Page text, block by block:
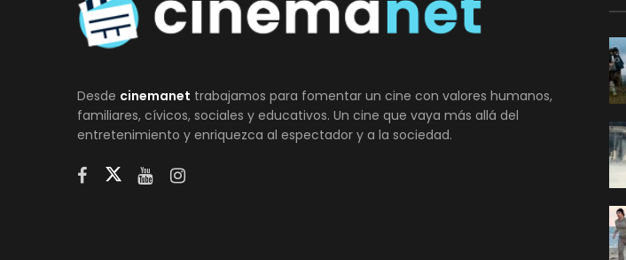
Desde cinemanet trabajamos para fomentar un cine con valores humanos,
familiares, cívicos, sociales y educativos. Un cine que vaya más allá del
entretenimiento y enriquezca al espectador y a la sociedad.